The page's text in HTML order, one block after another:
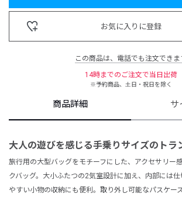
お気に入りに登録
この商品は、電話でも注文できま
14時までのご注文で当日出荷
※予約商品、土日・祝日を除く
商品詳細 サ
大人の遊びを感じる手乗りサイズの トラ
旅行用の大型バッグをモチーフにした、アクセサリー
クバッグ。大小ふたつの2気室設計に加え、内部には
やすい小物の収納にも便利。取り外し可能なパスケー